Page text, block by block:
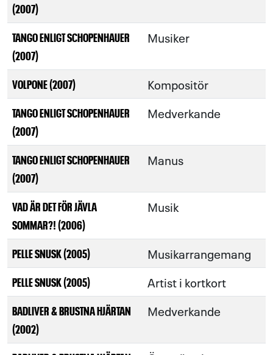
(2007)
TANGO ENLIGT SCHOPENHAUER
(2007)
Musiker
VOLPONE (2007) Kompositör
TANGO ENLIGT SCHOPENHAUER
(2007)
Medverkande
TANGO ENLIGT SCHOPENHAUER
(2007)
Manus
VAD ÄR DET FÖR JÄVLA
SOMMAR?! (2006)
Musik
PELLE SNUSK (2005) Musikarrangemang
PELLE SNUSK (2005) Artist i kortkort
BADLIVER & BRUSTNA HJÄRTAN
(2002)
Medverkande